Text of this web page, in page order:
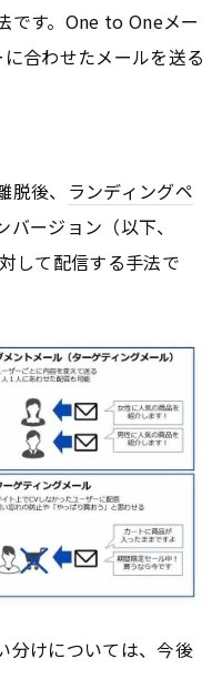
です。One to Oneメー
合わせたメールを送る
後、 ランディングペ
ージョン（以下、
して配信する手法で
分けについては、今後